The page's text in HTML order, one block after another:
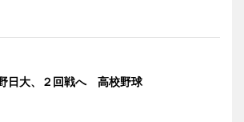
日大、２回戦へ 高校野球